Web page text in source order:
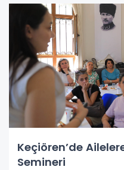
Keçiören’de
Semineri